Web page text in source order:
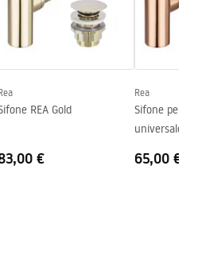
380
NO
_5.pdf
REA Gold
€
Rea
Sifone per
universale
65,00 €